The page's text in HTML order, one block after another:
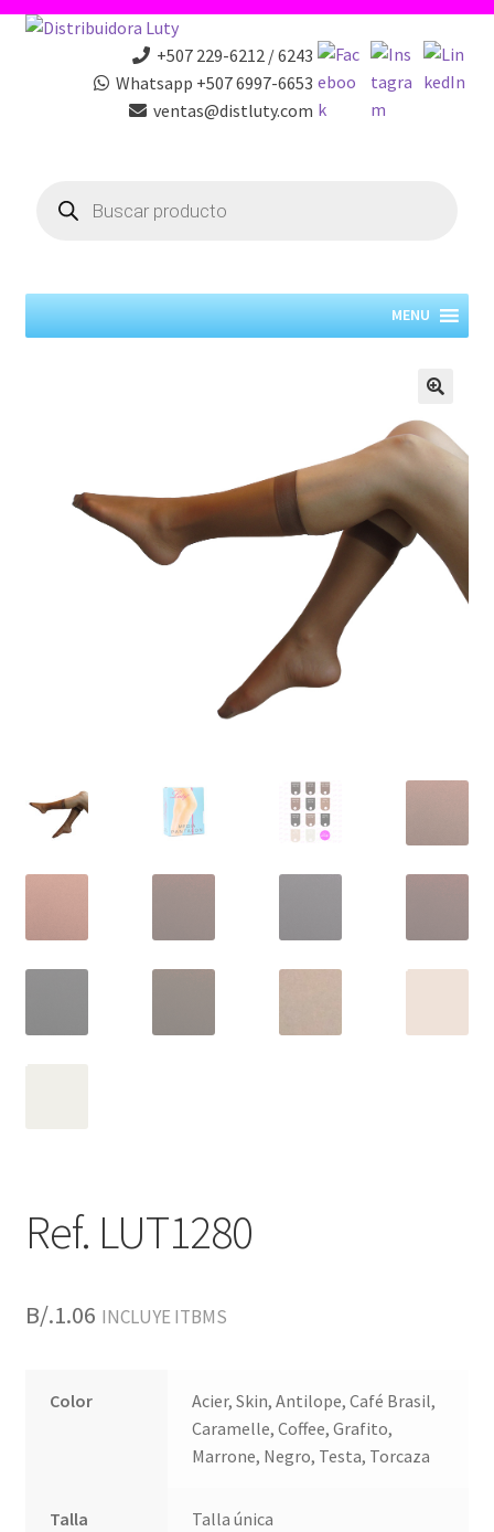
+507 229-6212 / 6243
Whatsapp +507 6997-6653
ventas@distluty.com
search
MENU
🔍
Ref. LUT1280
B/.1.06 INCLUYE ITBMS
Color
Acier, Skin, Antilope, Café Brasil,
Caramelle, Coffee, Grafito,
Marrone, Negro, Testa, Torcaza
Talla Talla única